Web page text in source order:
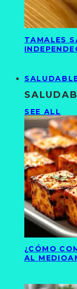
TAMALES
SEE ALL
¿CÓMO
AL